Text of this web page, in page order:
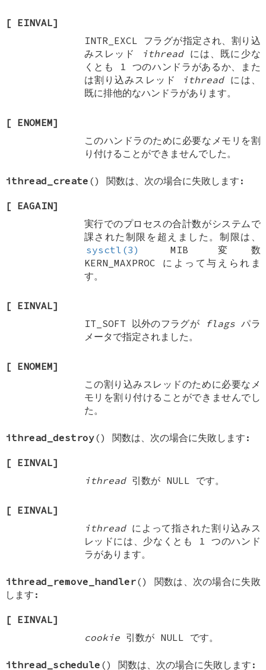
[ EINVAL]
INTR_EXCL フラグが指定され、割り込
みスレッド
ithreadには、既に少な
くとも 1 つのハンドラがあるか、また
は割り込みスレッド
ithreadには、
既に排他的なハンドラがあります。
[ ENOMEM]
このハンドラのために必要なメモリを割
り付けることができませんでした。
ithread_create () 関数は、次の場合に失敗します:
[ EAGAIN]
実行でのプロセスの合計数がシステムで
課された制限を超えました。制限は、
sysctl(3)
MIB 変数
KERN_MAXPROC によって与えられま
す。
[ EINVAL]
IT_SOFT 以外のフラグが flags パラ
メータで指定されました。
[ ENOMEM]
この割り込みスレッドのために必要なメ
モリを割り付けることができませんでし
た。
ithread_destroy() 関数は、次の場合に失敗します:
[ EINVAL]
ithread引数が NULL です。
[ EINVAL]
ithreadによって指された割り込みス
レッドには、少なくとも 1 つのハンド
ラがあります。
ithread_remove_handler() 関数は、次の場合に失敗
します:
[ EINVAL]
cookie引数が NULL です。
ithread_schedule () 関数は、次の場合に失敗します: